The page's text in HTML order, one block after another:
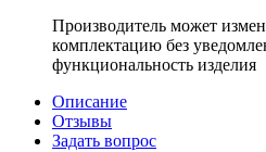
Производитель может
комплектацию без
функциональность изделия
Описание
Отзывы
Задать вопрос